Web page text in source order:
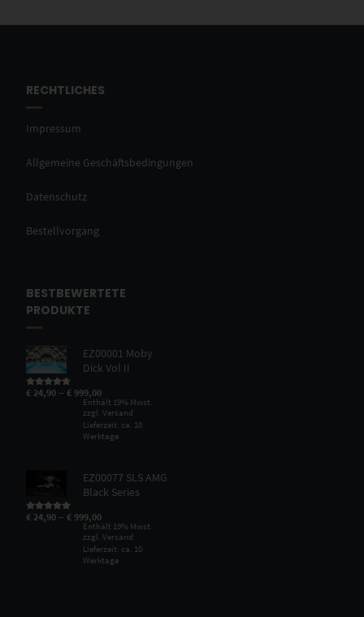
RECHTLICHES
Impressum
Allgemeine Geschäftsbedingungen
Datenschutz
Bestellvorgang
BESTBEWERTETE
PRODUKTE
EZ00001 Moby
Dick Vol II
Bewertet mit
von 5
€ 24,90 –€ 999,00
Enthält 19% Mwst.
zzgl.Versand
Lieferzeit: ca. 10
Werktage
EZ00077 SLS AMG
Black Series
Bewertet mit
von 5
€ 24,90 –€ 999,00
Enthält 19% Mwst.
zzgl.Versand
Lieferzeit: ca. 10
Werktage